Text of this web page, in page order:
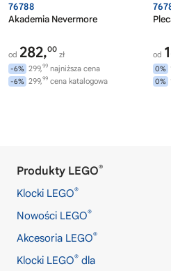
76788
Akademia Nevermore
od 282,00
zł
-6% 299,99 najniższa cena
-6% 299,99 cena katalogowa
od
0%
0%
Produkty LEGO®
Klocki LEGO®
Nowości LEGO®
Akcesoria LEGO®
Klocki LEGO® dla